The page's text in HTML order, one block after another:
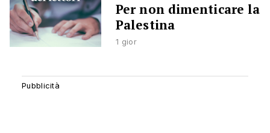
Per non dimenticare la
Palestina
1 gior